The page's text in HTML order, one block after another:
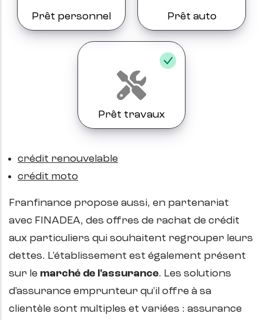
Prêt personnel Prêt auto
Prêt travaux
crédit renouvelable
crédit moto
Franfinance propose aussi, en partenariat
avec FINADEA, des offres de rachat de crédit
aux particuliers qui souhaitent regrouper leurs
dettes. L'établissement est également présent
sur le marché de l'assurance. Les solutions
d'assurance emprunteur qu'il offre à sa
clientèle sont multiples et variées : assurance